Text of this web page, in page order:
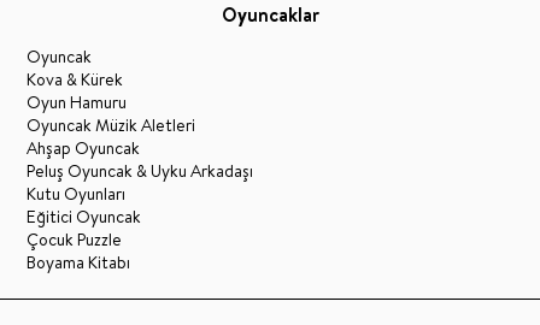
Oyuncaklar
Oyuncak
Kova & Kürek
Oyun Hamuru
Oyuncak Müzik Aletleri
Ahşap Oyuncak
Peluş Oyuncak & Uyku Arkadaşı
Kutu Oyunları
Eğitici Oyuncak
Çocuk Puzzle
Boyama Kitabı